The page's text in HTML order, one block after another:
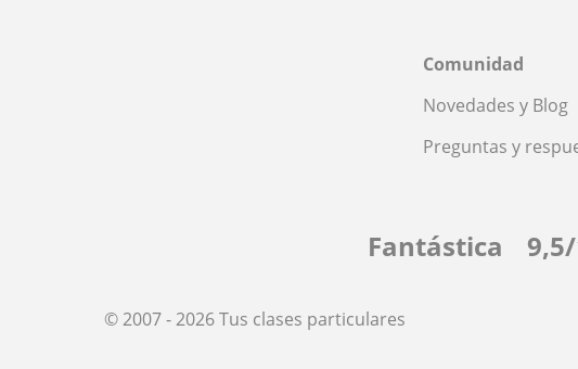
Comunidad
Novedades y Blog
Preguntas y
Fantástica
© 2007 - 2026 Tus clases particulares